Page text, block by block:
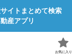
イトまとめて検索
産アプリ
お気に入り